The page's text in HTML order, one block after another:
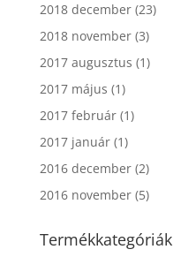
2018 december(23)
2018 november(3)
2017 augusztus (1)
2017 május (1)
2017 február(1)
2017 január(1)
2016 december(2)
2016 november(5)
Termékkategóriák